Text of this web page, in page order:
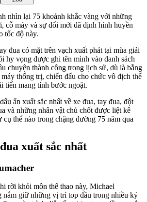
nhìn lại 75 khoảnh khắc vàng với những
cỗ máy và sự đổi mới đã định hình huyền
tốc độ này.
đua có mặt trên vạch xuất phát tại mùa giải
hy vọng được ghi tên mình vào danh sách
chuyện thành công trong lịch sử, dù là bằng
thống trị, chiến đấu cho chức vô địch thế
tiến mang tính bước ngoặt.
ấn xuất sắc nhất về xe đua, tay đua, đột
và những nhân vật chủ chốt được liệt kê
thể nào trong chặng đường 75 năm qua
xuất sắc nhất
rời khỏi môn thể thao này, Michael
nắm giữ những vị trí top đầu trong nhiều kỷ